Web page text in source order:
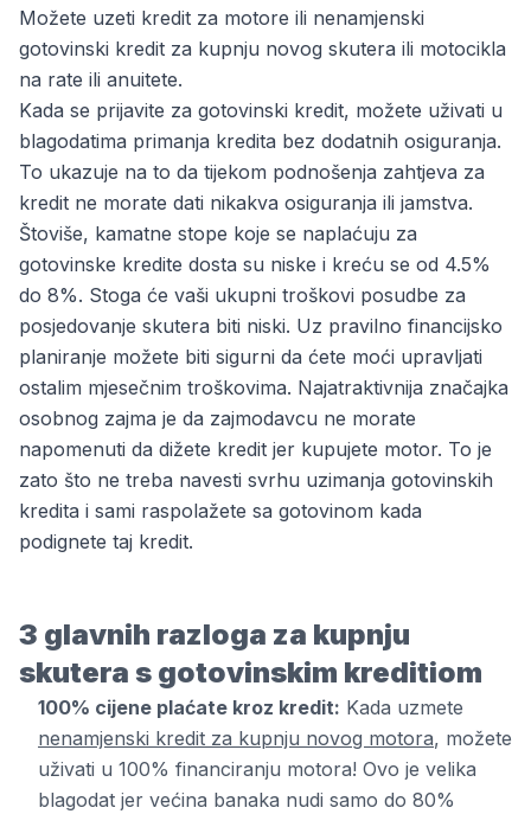
Možete uzeti kredit za motore ili nenamjenski
gotovinski kredit za kupnju novog skutera ili motocikla
na rate ili anuitete.
Kada se prijavite za gotovinski kredit, možete uživati ​​u
blagodatima primanja kredita bez dodatnih osiguranja.
To ukazuje na to da tijekom podnošenja zahtjeva za
kredit ne morate dati nikakva osiguranja ili jamstva.
Štoviše, kamatne stope koje se naplaćuju za
gotovinske kredite dosta su niske i kreću se od 4.5%
do 8%. Stoga će vaši ukupni troškovi posudbe za
posjedovanje skutera biti niski. Uz pravilno financijsko
planiranje možete biti sigurni da ćete moći upravljati
ostalim mjesečnim troškovima. Najatraktivnija značajka
osobnog zajma je da zajmodavcu ne morate
napomenuti da dižete kredit jer kupujete motor. To je
zato što ne treba navesti svrhu uzimanja gotovinskih
kredita i sami raspolažete sa gotovinom kada
podignete taj kredit.
3 glavnih razloga za kupnju
skutera s gotovinskim kreditiom
100% cijene plaćate kroz kredit: Kada uzmete
nenamjenski kredit za kupnju novog motora, možete
uživati ​​u 100% financiranju motora! Ovo je velika
blagodat jer većina banaka nudi samo do 80%